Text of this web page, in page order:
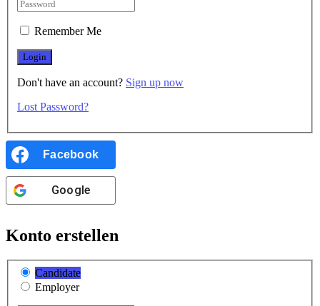
Remember Me
Don't have an account? Sign up now
Lost Password?
Facebook
Google
Konto erstellen
Candidate
Employer